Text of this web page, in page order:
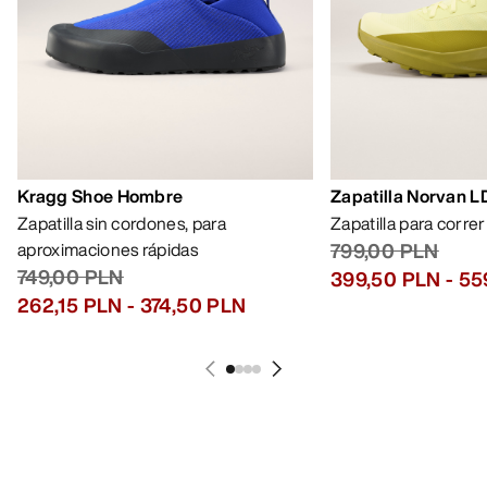
Kragg Shoe Hombre
Zapatilla sin cordones, para
aproximaciones rápidas
749,00 PLN
262,15 PLN - 374,50 PLN
Zapatilla Norvan
Zapatilla para
799,00 PLN
399,50 PLN -